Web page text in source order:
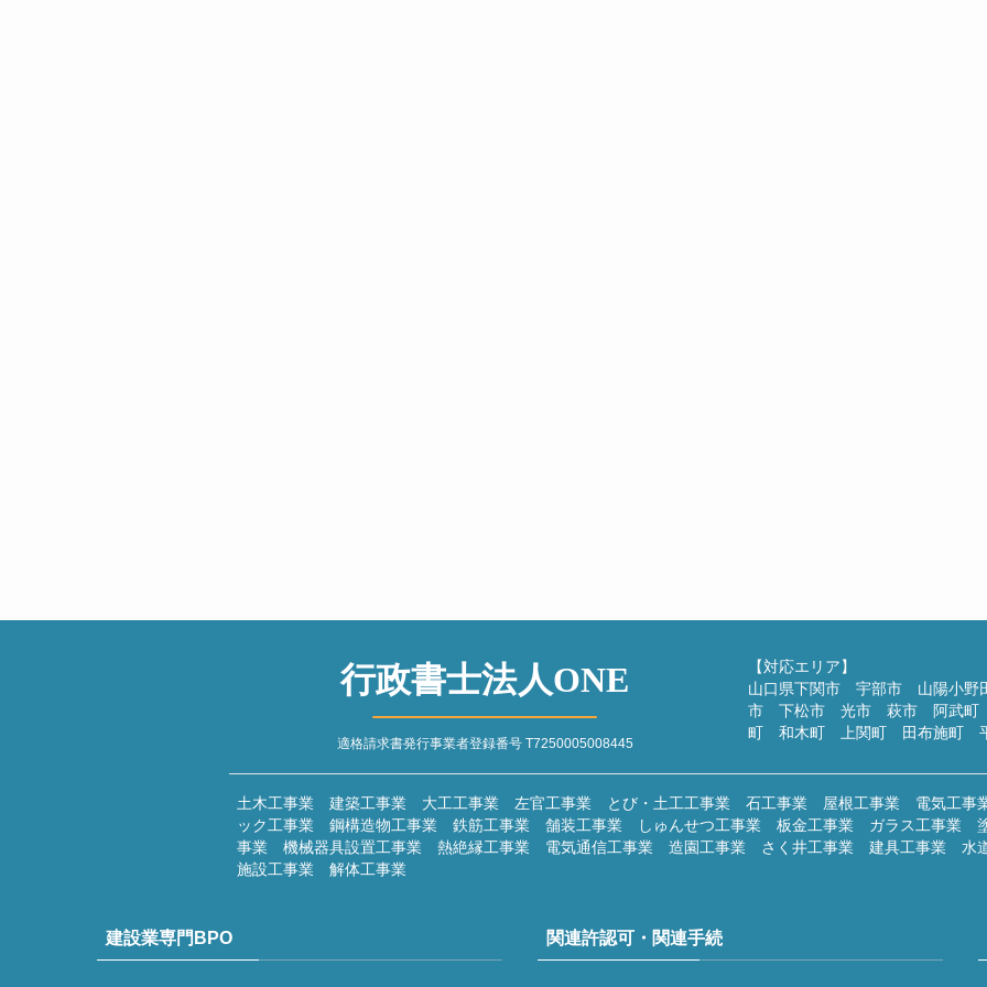
行政書士法人ONE
適格請求書発行事業者登録番号 T7250005008445
【対応エリア】
山口県下関市 宇部市 山陽小
市 下松市 光市 萩市 阿武町
町 和木町 上関町 田布施町
土木工事業 建築工事業 大工工事業 左官工事業 とび・土工工事業 石工事業 屋根工事業 電気工事
ック工事業 鋼構造物工事業 鉄筋工事業 舗装工事業 しゅんせつ工事業 板金工事業 ガラス工事業
事業 機械器具設置工事業 熱絶縁工事業 電気通信工事業 造園工事業 さく井工事業 建具工事業 水
施設工事業 解体工事業
建設業専門BPO 関連許認可・関連手続